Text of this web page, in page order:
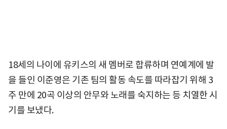
18세의 나이에 유키스의 새 멤버로 합류하며 연예계에 발
을 들인 이준영은 기존 팀의 활동 속도를 따라잡기 위해 3
주 만에 20곡 이상의 안무와 노래를 숙지하는 등 치열한 시
기를 보냈다.